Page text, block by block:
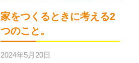
家をつくるときに考える2
つのこと。
2024年5月20日